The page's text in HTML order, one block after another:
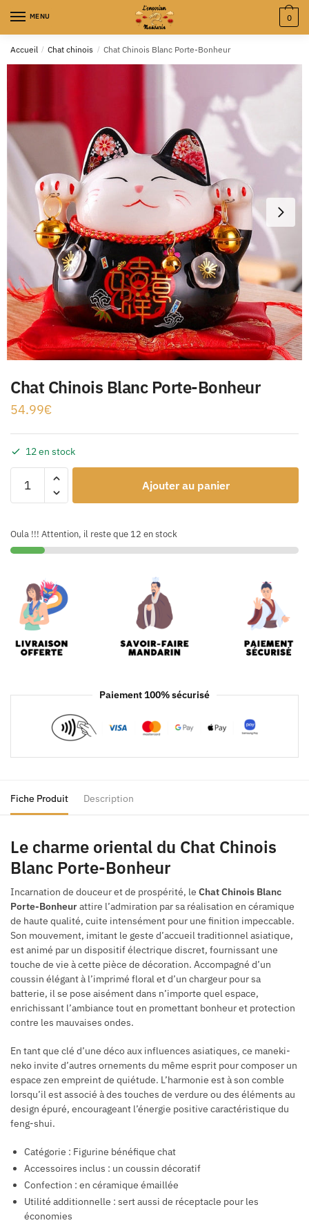
MENU 0
Accueil / Chat chinois / Chat Chinois Blanc Porte-Bonheur
Chat Chinois Blanc Porte-Bonheur
54.99€
12 en stock
Ajouter au panier
Oula !!! Attention, il reste que 12 en stock
Paiement 100% sécurisé
Fiche Produit Description
Le charme oriental du Chat Chinois
Blanc Porte-Bonheur
Incarnation de douceur et de prospérité, le Chat Chinois Blanc
Porte-Bonheurattire l’admiration par sa réalisation en céramique
de haute qualité, cuite intensément pour une finition impeccable.
Son mouvement, imitant le geste d’accueil traditionnel asiatique,
est animé par un dispositif électrique discret, fournissant une
touche de vie à cette pièce de décoration. Accompagné d’un
coussin élégant à l’imprimé floral et d’un chargeur pour sa
batterie, il se pose aisément dans n’importe quel espace,
enrichissant l’ambiance tout en promettant bonheur et protection
contre les mauvaises ondes.
En tant que clé d’une déco aux influences asiatiques, ce maneki-
neko invite d’autres ornements du même esprit pour composer un
espace zen empreint de quiétude. L’harmonie est à son comble
lorsqu’il est associé à des touches de verdure ou des éléments au
design épuré, encourageant l’énergie positive caractéristique du
feng-shui.
Catégorie : Figurine bénéfique chat
Accessoires inclus : un coussin décoratif
Confection : en céramique émaillée
Utilité additionnelle : sert aussi de réceptacle pour les
économies